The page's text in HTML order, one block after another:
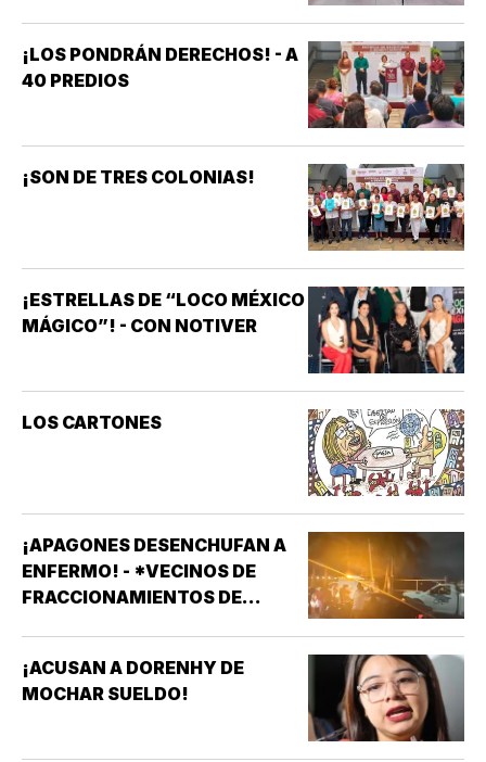
¡LOS PONDRÁN DERECHOS! - A
40 PREDIOS
¡SON DE TRES COLONIAS!
¡ESTRELLAS DE “LOCO MÉXICO
MÁGICO”! - CON NOTIVER
LOS CARTONES
¡APAGONES DESENCHUFAN A
ENFERMO! - *VECINOS DE
FRACCIONAMIENTOS DE
AFECTAN ELEVADORES,
TRATAMIENTOS MÉDICOS Y
¡ACUSAN A DORENHY DE
MOCHAR SUELDO!